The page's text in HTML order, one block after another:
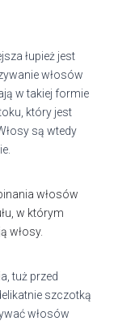
łupież jest
włosów
w takiej formie
który jest
są wtedy
włosów
w którym
włosy.
tuż przed
szczotką
włosów